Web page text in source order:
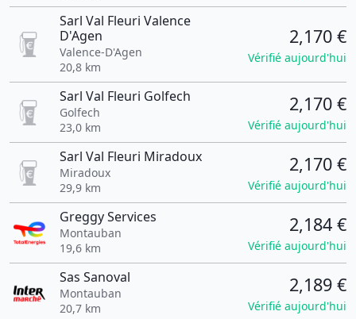
Sarl Val Fleuri Valence
D'Agen
Valence-D'Agen
20,8 km
2,170 €
Vérifié aujourd'hui
Sarl Val Fleuri Golfech
Golfech
23,0 km
2,170 €
Vérifié aujourd'hui
Sarl Val Fleuri Miradoux
Miradoux
29,9 km
2,170 €
Vérifié aujourd'hui
Greggy Services
Montauban
19,6 km
2,184 €
Vérifié aujourd'hui
Sas Sanoval
Montauban
20,7 km
2,189 €
Vérifié aujourd'hui